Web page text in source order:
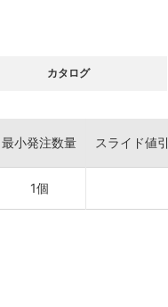
カタログ
最小発注数量 スライド値
1個